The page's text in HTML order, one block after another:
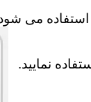
می
نمایید.